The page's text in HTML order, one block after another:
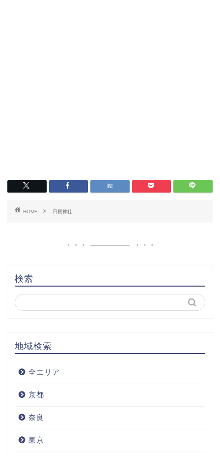
HOME 日根神社
検索
地域検索
全エリア
京都
奈良
東京